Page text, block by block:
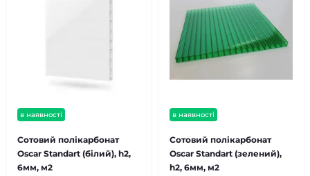
в наявності
Сотовий полікарбонат
Oscar Standart (білий), h2,
6мм, м2
в наявності
Сотовий полікарбонат
Oscar Standart (зелений),
h2, 6мм, м2